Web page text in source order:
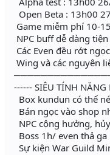
Open Beta : 13h00
Game miễm phí 10-
NPC buff dễ dàng
Các Even đều rớt
Wing và các nguyên
------ SIÊU TÍNH
Box kundun có thể
Bán ngọc vào shop
NPC cộng hưởng,
Boss 1h/ even thả
Sự kiện War Guild